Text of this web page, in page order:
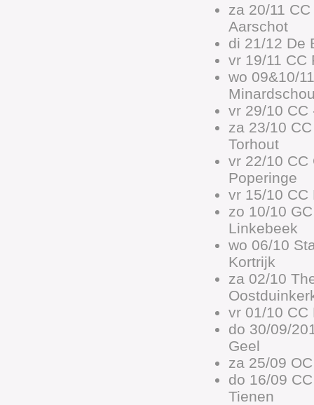
za 20/11
Aarschot
di 21/12 De
vr 19/11 CC
wo 09&10/11
vr 29/10 CC
za 23/10
Torhout
vr 22/10 CC
Poperinge
vr 15/10 CC
zo 10/10
Linkebeek
wo 06/10
Kortrijk
za 02/10
vr 01/10 CC
do 30/09/
Geel
za 25/09
do 16/09
Tienen